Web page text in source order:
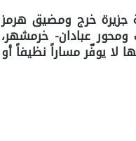
خرج ومضيق هرمز
عبادان- خرمشهر،
لا يوفّر مساراً نظيفاً أو